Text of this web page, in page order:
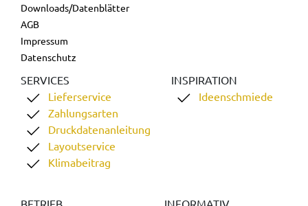
Downloads/Datenblätter
AGB
Impressum
Datenschutz
SERVICES
Lieferservice
Zahlungsarten
Druckdatenanleitung
Layoutservice
Klimabeitrag
INSPIRATION
Ideenschmiede
BETRIEB INFORMATIV